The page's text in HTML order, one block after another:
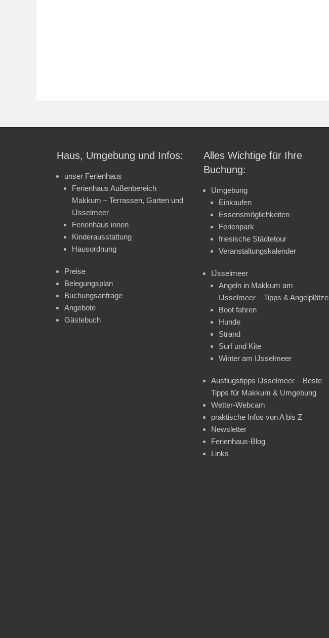
Haus, Umgebung und Infos:
unser Ferienhaus
Ferienhaus Außenbereich
Makkum – Terrassen, Garten und
IJsselmeer
Ferienhaus innen
Kinderausstattung
Hausordnung
Preise
Belegungsplan
Buchungsanfrage
Angebote
Gästebuch
Alles Wichtige für Ihre
Buchung:
Umgebung
Einkaufen
Essensmöglichkeiten
Ferienpark
friesische Städtetour
Veranstaltungskalender
IJsselmeer
Angeln in Makkum am
IJsselmeer – Tipps & Angelplätze
Boot fahren
Hunde
Strand
Surf und Kite
Winter am IJsselmeer
Ausflugstipps IJsselmeer – Beste
Tipps für Makkum & Umgebung
Wetter-Webcam
praktische Infos von A bis Z
Newsletter
Ferienhaus-Blog
Links